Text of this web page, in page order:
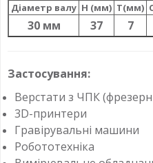
Діаметр валу H (мм) T(мм)
30 мм 37 7
Застосування:
Верстати з ЧПК
3D-принтери
Гравірувальні машини
Робототехніка